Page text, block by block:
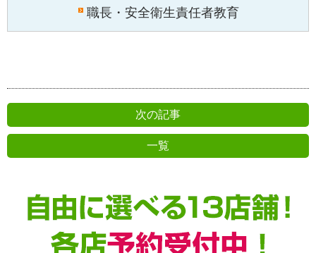
職長・安全衛生責任者教育
次の記事
一覧